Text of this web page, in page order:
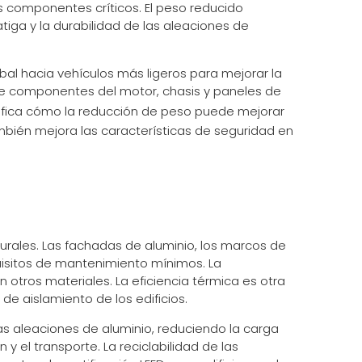
críticos. El peso reducido
y la durabilidad de las aleaciones de
hacia vehículos más ligeros para mejorar la
componentes del motor, chasis y paneles de
cómo la reducción de peso puede mejorar
mejora las características de seguridad en
Las fachadas de aluminio, los marcos de
de mantenimiento mínimos. La
materiales. La eficiencia térmica es otra
aislamiento de los edificios.
aleaciones de aluminio, reduciendo la carga
el transporte. La reciclabilidad de las